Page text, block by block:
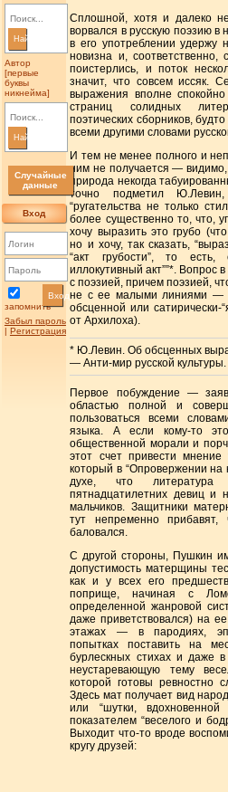
Найти
Автор
[первые
буквы
никнейма]
Найти
Случайные
данные
Вход
запомнить
Вход
Забыл пароль
| Регистрация
Сплошной, хотя и далеко не
ворвался в русскую поэзию
в его употреблении удержу
новизна и, соответственно,
поистерлись, и поток
значит, что совсем иссяк.
выражения вполне
страниц солидных
поэтических сборников,
всеми другими словами
И тем не менее полного и
ним не получается — видимо,
природа некогда
точно подметил Ю.Левин,
“ругательства не только
более существенно то, что,
хочу выразить это грубо
но и хочу, так сказать,
“акт грубости”, то есть,
иллокутивный акт””*. Вопрос
с поэзией, причем поэзией,
не с ее малыми линиями —
обсценной или сатирически-
от Архилоха).
* Ю.Левин. Об обсценных
— Анти-мир русской
Первое побуждение —
областью полной и
пользоваться всеми
языка. А если кому-то
общественной морали и
этот счет привести
который в “Опровержении на
духе, что
пятнадцатилетних девиц и
мальчиков. Защитники
тут непременно
баловался.
С другой стороны, Пушкин
допустимость матерщины
как и у всех его
поприще, начиная с
определенной жанровой
даже приветствовался) на
этажах — в пародиях,
попытках поставить на
бурлескных стихах и даже
неустаревающую тему
которой готовы ревностно
Здесь мат получает вид
или “шутки, вдохновенной
показателем “веселого и
Выходит что-то вроде
кругу друзей: